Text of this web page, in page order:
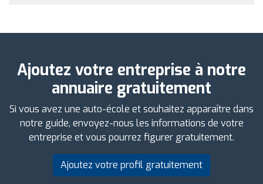
Ajoutez votre entreprise à notre
annuaire gratuitement
Si vous avez une auto-école et souhaitez apparaître dans
notre guide, envoyez-nous les informations de votre
entreprise et vous pourrez figurer gratuitement.
Ajoutez votre profil gratuitement